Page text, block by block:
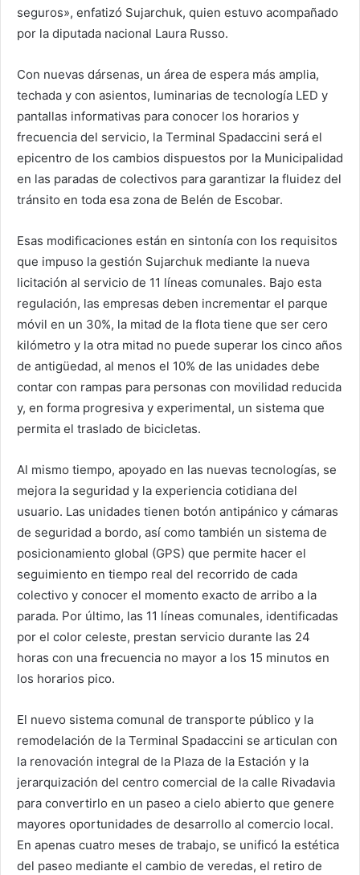
seguros», enfatizó Sujarchuk, quien estuvo acompañado
por la diputada nacional Laura Russo.
Con nuevas dársenas, un área de espera más amplia,
techada y con asientos, luminarias de tecnología LED y
pantallas informativas para conocer los horarios y
frecuencia del servicio, la Terminal Spadaccini será el
epicentro de los cambios dispuestos por la Municipalidad
en las paradas de colectivos para garantizar la fluidez del
tránsito en toda esa zona de Belén de Escobar.
Esas modificaciones están en sintonía con los requisitos
que impuso la gestión Sujarchuk mediante la nueva
licitación al servicio de 11 líneas comunales. Bajo esta
regulación, las empresas deben incrementar el parque
móvil en un 30%, la mitad de la flota tiene que ser cero
kilómetro y la otra mitad no puede superar los cinco años
de antigüedad, al menos el 10% de las unidades debe
contar con rampas para personas con movilidad reducida
y, en forma progresiva y experimental, un sistema que
permita el traslado de bicicletas.
Al mismo tiempo, apoyado en las nuevas tecnologías, se
mejora la seguridad y la experiencia cotidiana del
usuario. Las unidades tienen botón antipánico y cámaras
de seguridad a bordo, así como también un sistema de
posicionamiento global (GPS) que permite hacer el
seguimiento en tiempo real del recorrido de cada
colectivo y conocer el momento exacto de arribo a la
parada. Por último, las 11 líneas comunales, identificadas
por el color celeste, prestan servicio durante las 24
horas con una frecuencia no mayor a los 15 minutos en
los horarios pico.
El nuevo sistema comunal de transporte público y la
remodelación de la Terminal Spadaccini se articulan con
la renovación integral de la Plaza de la Estación y la
jerarquización del centro comercial de la calle Rivadavia
para convertirlo en un paseo a cielo abierto que genere
mayores oportunidades de desarrollo al comercio local.
En apenas cuatro meses de trabajo, se unificó la estética
del paseo mediante el cambio de veredas, el retiro de